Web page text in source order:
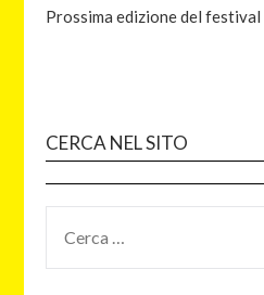
Prossima edizione del festival
CERCA NEL SITO